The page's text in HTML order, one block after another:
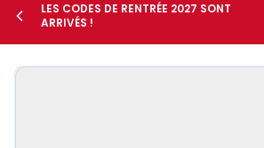
le sous-menu Vos métiers
LES CODES DE RENTRÉE 2027 SONT
ARRIVÉS !